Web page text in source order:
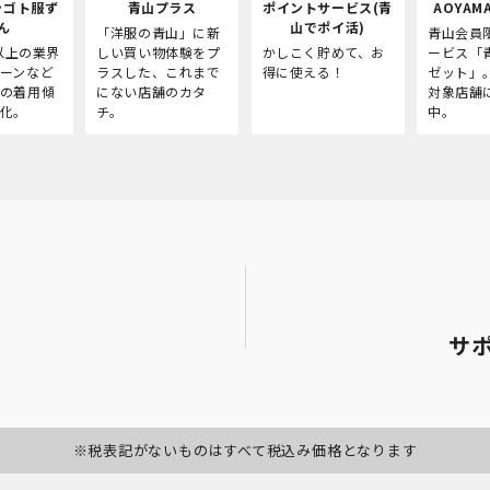
ト服ず
の業界
ンなど
着用傾
。
青山プラス
「洋服の青山」に新
しい買い物体験をプ
ラスした、これまで
にない店舗のカタ
チ。
ポイントサービス(青
山でポイ活)
かしこく貯めて、お
得に使える！
青山会員
ービス「
ゼット」
対象店舗
中。
サ
※税表記がないものはすべて税込み価格となります